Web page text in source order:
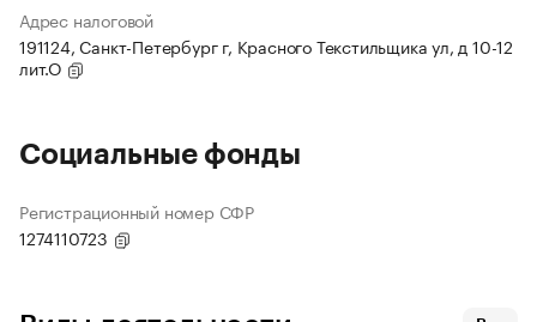
Адрес налоговой
191124, Санкт-Петербург г, Красного Текстильщика ул, д 10-12
лит.О
Социальные фонды
Регистрационный номер СФР
1274110723